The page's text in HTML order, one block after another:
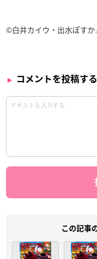
©白井カイウ・出水ぽすか
コメントを投稿する
この記事